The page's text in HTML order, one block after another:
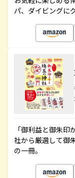
パ、ダイビングに
「御利益と御朱
社から厳選して御
の一冊。